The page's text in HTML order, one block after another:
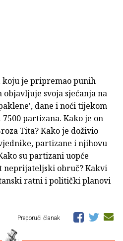
je pripremao punih
objavljuje svoja sjećanja na
dane i noći tijekom
partizana. Kako je on
Tita? Kako je doživio
partizane i njihovu
su partizani uopće
obruč? Kakvi
ratni i politički planovi
Preporuči članak